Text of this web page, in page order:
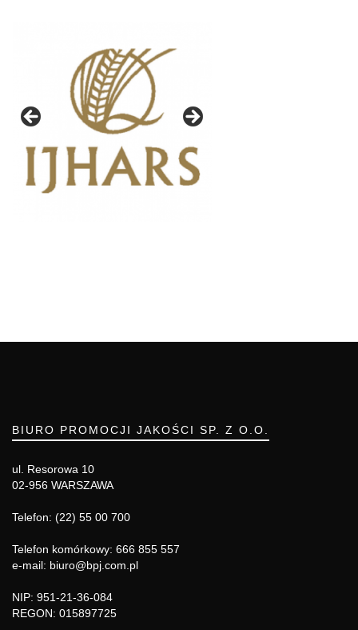
BIURO PROMOCJI JAKOŚCI SP. Z O.O.
ul. Resorowa 10
02-956 WARSZAWA
Telefon: (22) 55 00 700
Telefon komórkowy: 666 855 557
e-mail: biuro@bpj.com.pl
NIP: 951-21-36-084
REGON: 015897725